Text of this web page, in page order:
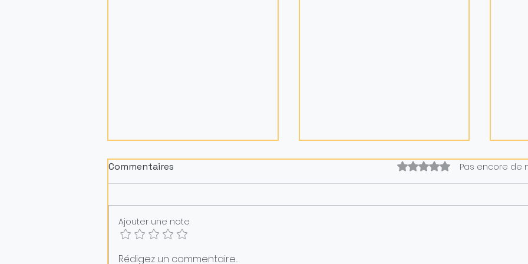
yoga des doigts : un
Commentaires Noté 0 étoile sur 5.Pas encore de
Ajouter une note
Rédigez un commentaire...